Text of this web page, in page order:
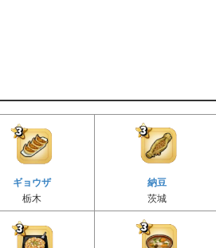
ギョウザ
栃木
納豆
茨城